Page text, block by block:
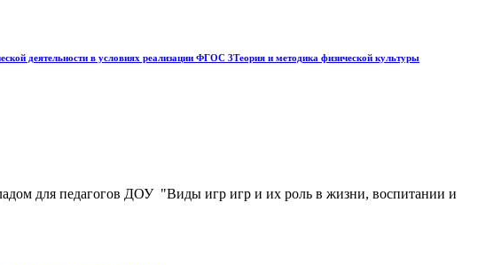
деятельности в условиях реализации ФГОС 3Теория и методика физической культуры
для педагогов ДОУ "Виды игр игр и их роль в жизни, воспитании и